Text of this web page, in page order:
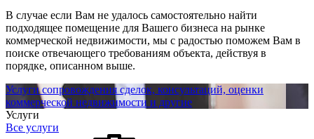
В случае если Вам не удалось самостоятельно найти
подходящее помещение для Вашего бизнеса на рынке
коммерческой недвижимости, мы с радостью поможем Вам в
поиске отвечающего требованиям объекта, действуя в
порядке, описанном выше.
Услуги сопровождения сделок, консультаций, оценки
коммерческой недвижимости и другие
Услуги
Все услуги